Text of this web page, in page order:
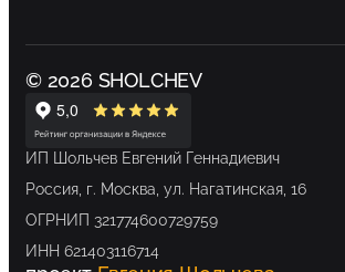
© 2026 SHOLCHEV
ИП Шольчев Евгений Геннадиевич
Россия, г. Москва, ул. Нагатинская, 16
ОГРНИП 321774600729759
ИНН 621403116714